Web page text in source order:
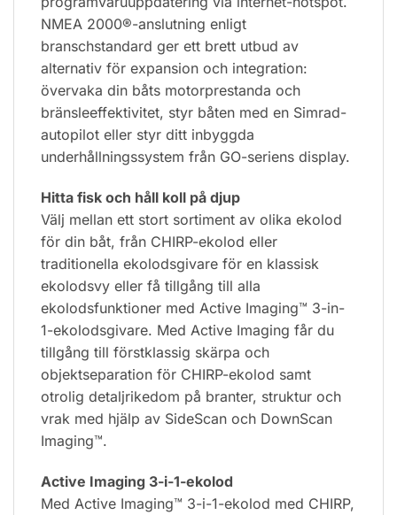
NMEA 2000®-anslutning enligt
branschstandard ger ett brett utbud av
alternativ för expansion och integration:
övervaka din båts motorprestanda och
bränsleeffektivitet, styr båten med en Simrad-
autopilot eller styr ditt inbyggda
underhållningssystem från GO-seriens display.
Hitta fisk och håll koll på djup
Välj mellan ett stort sortiment av olika ekolod
för din båt, från CHIRP-ekolod eller
traditionella ekolodsgivare för en klassisk
ekolodsvy eller få tillgång till alla
ekolodsfunktioner med Active Imaging™ 3-in-
1-ekolodsgivare. Med Active Imaging får du
tillgång till förstklassig skärpa och
objektseparation för CHIRP-ekolod samt
otrolig detaljrikedom på branter, struktur och
vrak med hjälp av SideScan och DownScan
Imaging™.
Active Imaging 3-i-1-ekolod
Med Active Imaging™ 3-i-1-ekolod med CHIRP,